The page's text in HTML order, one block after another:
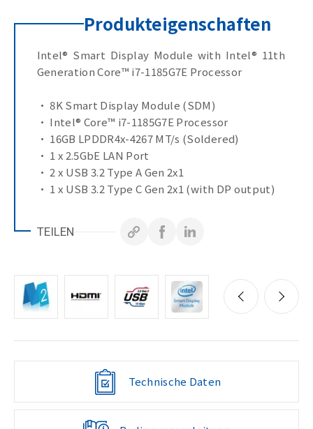
Produkteigenschaften
Intel® Smart Display Module with Intel® 11th
Generation Core™ i7-1185G7E Processor
• 8K Smart Display Module (SDM)
• Intel® Core™ i7-1185G7E Processor
• 16GB LPDDR4x-4267 MT/s (Soldered)
• 1 x 2.5GbE LAN Port
• 2 x USB 3.2 Type A Gen 2x1
• 1 x USB 3.2 Type C Gen 2x1 (with DP output)
• Environment : Operation 0°C to 55°C
TEILEN
Technische Daten